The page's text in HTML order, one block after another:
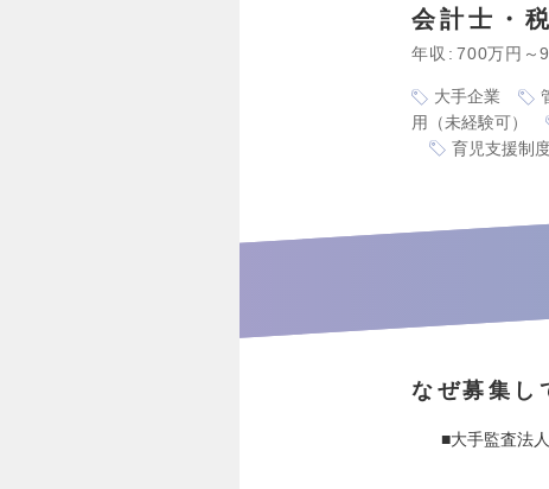
会計士・
年収 700万円～
大手企業
用（未経験可）
育児支援制
なぜ募集し
■大手監査法